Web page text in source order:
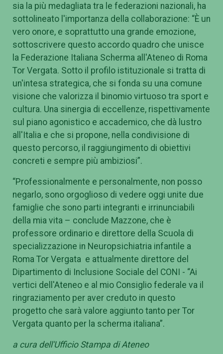
sia la più medagliata tra le federazioni nazionali, ha
sottolineato l'importanza della collaborazione: “È un
vero onore, e soprattutto una grande emozione,
sottoscrivere questo accordo quadro che unisce
la Federazione Italiana Scherma all'Ateneo di Roma
Tor Vergata. Sotto il profilo istituzionale si tratta di
un'intesa strategica, che si fonda su una comune
visione che valorizza il binomio virtuoso tra sport e
cultura. Una sinergia di eccellenze, rispettivamente
sul piano agonistico e accademico, che dà lustro
all'Italia e che si propone, nella condivisione di
questo percorso, il raggiungimento di obiettivi
concreti e sempre più ambiziosi”.
“Professionalmente e personalmente, non posso
negarlo, sono orgoglioso di vedere oggi unite due
famiglie che sono parti integranti e irrinunciabili
della mia vita – conclude Mazzone, che è
professore ordinario e direttore della Scuola di
specializzazione in Neuropsichiatria infantile a
Roma Tor Vergata e attualmente direttore del
Dipartimento di Inclusione Sociale del CONI - “Ai
vertici dell'Ateneo e al mio Consiglio federale va il
ringraziamento per aver creduto in questo
progetto che sarà valore aggiunto tanto per Tor
Vergata quanto per la scherma italiana”.
a cura dell'Ufficio Stampa di Ateneo